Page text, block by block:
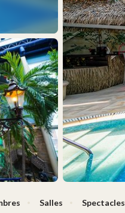
Salles Spectacles